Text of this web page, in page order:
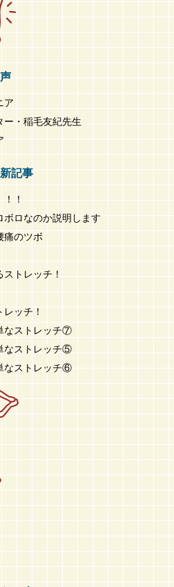
ア
ー・稲毛友紀先生
記事
！！
ボロなのか説明します
痛のツボ
ストレッチ！
ッチ！
なストレッチ⑦
なストレッチ⑤
なストレッチ⑥